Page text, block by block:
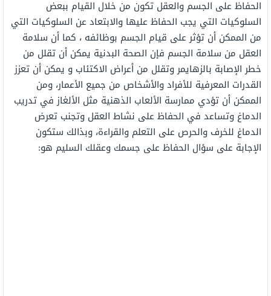
الحفاظ على الجسم والعقل تكون من خلال القيام ببعض
السلوكيات التي يجب الحفاظ عليها والابتعاد عن السلوكيات التي
من الممكن أن تؤثر على قيام الجسم بوظائفه ، كما أن سلامة
العقل من سلامة الجسم فإن الصحة البدنية يمكن أن تقلل من
خطر الإصابة بالزهايمر وتقلل من أعراض الاكتئاب و يمكن أن تعزز
القدرات المعرفية للأفراد والأشخاص من جميع الأعمار، ومن
الممكن أن تؤدي ممارسة الألعاب الذهنية مثل الألغاز في تدريب
الدماغ وتساعد في الحفاظ على نشاط العقل وتجنب تعرض
الدماغ للخرف والحرص على التعلم والقراءة، وبذالك ستكون
الإجابة على سؤال الحفاظ على جسمك وعقلك السليم هو: